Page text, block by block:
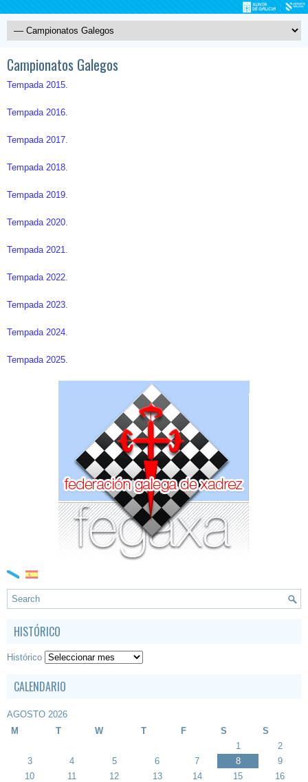
Campionatos Galegos
Tempada 2015.
Tempada 2016.
Tempada 2017.
Tempada 2018.
Tempada 2019.
Tempada 2020.
Tempada 2021.
Tempada 2022.
Tempada 2023.
Tempada 2024.
Tempada 2025.
HISTÓRICO
Histórico
CALENDARIO
AGOSTO 2026
M
T W T F S S
1
2
3
4 5 6 7 8
9
10
11 12 13 14 15
16